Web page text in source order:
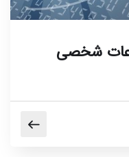
شخصی